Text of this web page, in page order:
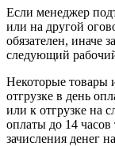
Если менеджер
или на другой
обязателен, иначе
следующий
Некоторые товары
отгрузке в день
или к отгрузке на
оплаты до 14
зачисления денег